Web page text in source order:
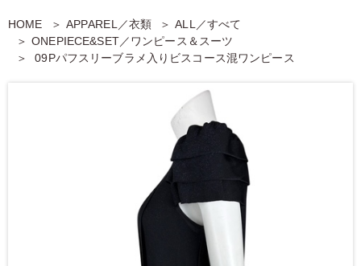
HOME APPAREL／衣類
ALL／すべて
ONEPIECE&SET／ワンピース＆スーツ
09Pパフスリーブラメ入りビスコース混ワンピース